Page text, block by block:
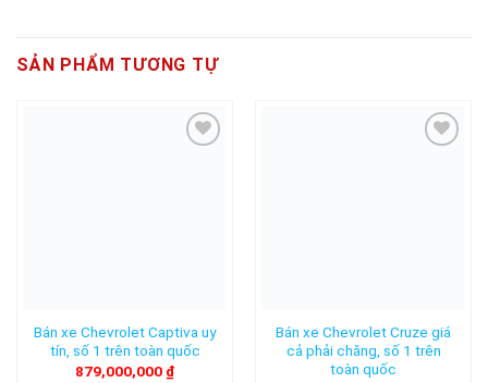
SẢN PHẨM TƯƠNG TỰ
Bán xe Chevrolet Captiva uy
tín, số 1 trên toàn quốc
879,000,000 ₫
Bán xe Chevrolet Cruze giá
cả phải chăng, số 1 trên
toàn quốc